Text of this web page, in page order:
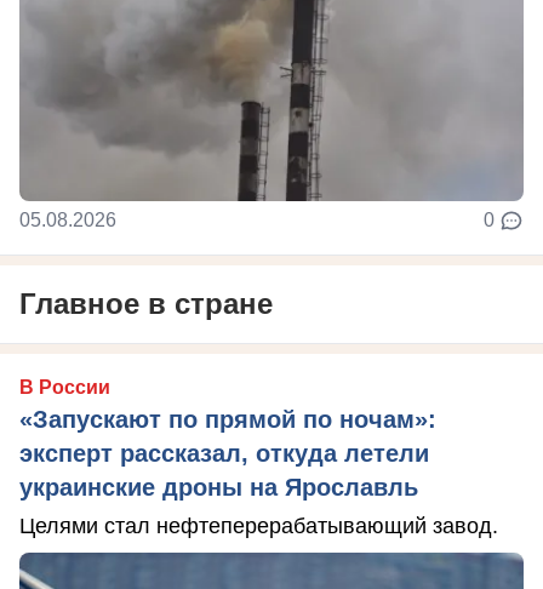
05.08.2026 0
Главное в стране
В России
«Запускают по прямой по ночам»:
эксперт рассказал, откуда летели
украинские дроны на Ярославль
Целями стал нефтеперерабатывающий завод.